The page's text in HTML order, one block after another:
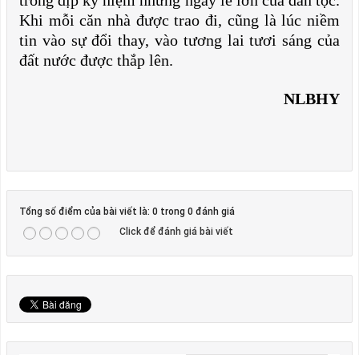
Khi mỗi căn nhà được trao đi, cũng là lúc niềm
tin vào sự đổi thay, vào tương lai tươi sáng của
đất nước được thắp lên.
NLBHY
Tổng số điểm của bài viết là: 0 trong 0 đánh giá
Click để đánh giá bài viết